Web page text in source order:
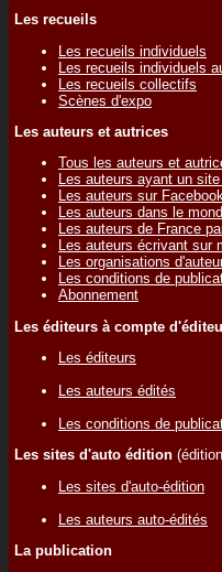
Les recueils
Les recueils individuels
Les recueils individuels
Les recueils collectifs
Scènes d'expo
Les auteurs et autrices
Tous les auteurs et
Les auteurs ayant un site
Les auteurs sur
Les auteurs dans le
Les auteurs de France
Les auteurs écrivant sur
Les organisations
Les conditions de
Abonnement
Les éditeurs à compte
Les éditeurs
Les auteurs édités
Les conditions de
Les sites d'auto édition
Les sites d'auto-édition
Les auteurs auto-édités
La publication